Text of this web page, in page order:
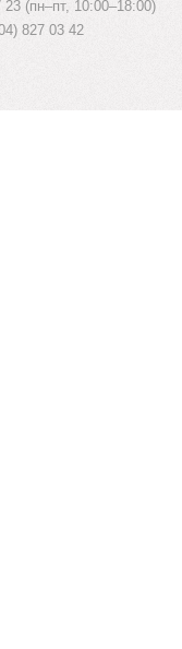
(пн–пт, 10:00–18:00)
827 03 42